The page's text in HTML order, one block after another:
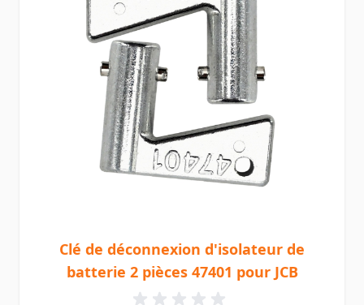
Clé de déconnexion d'isolateur de
batterie 2 pièces 47401 pour JCB